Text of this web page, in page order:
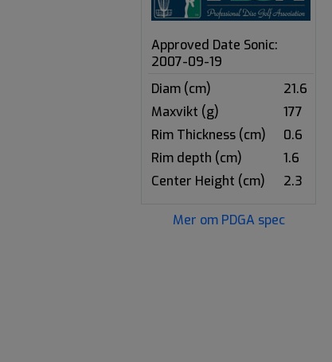
Approved Date Sonic:
2007-09-19
Diam (cm)
21.6
Maxvikt (g)
177
Rim Thickness (cm)
0.6
Rim depth (cm)
1.6
Center Height (cm)
2.3
Mer om PDGA spec